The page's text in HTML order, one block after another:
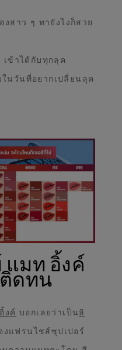
สาว ๆ ทายังไงก็สวย
เข้าได้กับทุกลุค
นวันที่อยากเปลี่ยนลุค
แมท อิ้งค์
ดทน
งค์ บอกเลยว่าเป็นลิ
แฟรนไชส์ซุปเปอร์